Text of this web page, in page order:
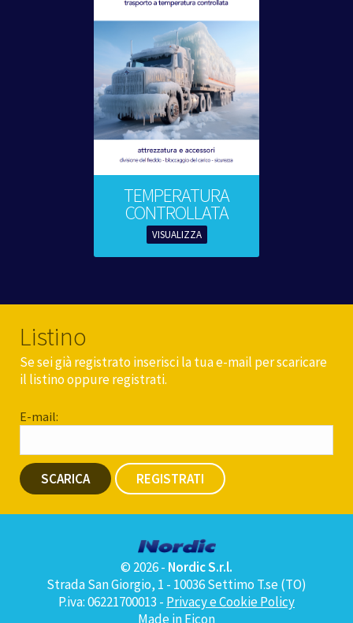
TEMPERATURA
CONTROLLATA
VISUALIZZA
Listino
Se sei già registrato inserisci la tua e-mail per scaricare
il listino oppure registrati.
E-mail:
SCARICA REGISTRATI
© 2026 - Nordic S.r.l.
Strada San Giorgio, 1 - 10036 Settimo T.se (TO)
P.iva: 06221700013 - Privacy e Cookie Policy
Made inEicon